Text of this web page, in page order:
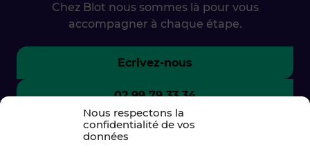
Nous respectons la
confidentialité de vos
données
Chez Blot nous sommes là pour vous
accompagner à chaque étape.
Ecrivez-nous
02 99 79 33 34